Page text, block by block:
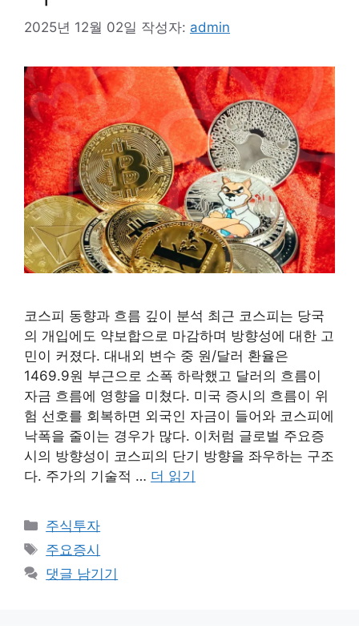
2025년 12월 02일 작성자: admin
코스피 동향과 흐름 깊이 분석 최근 코스피는 당국
의 개입에도 약보합으로 마감하며 방향성에 대한 고
민이 커졌다. 대내외 변수 중 원/달러 환율은
1469.9원 부근으로 소폭 하락했고 달러의 흐름이
자금 흐름에 영향을 미쳤다. 미국 증시의 흐름이 위
험 선호를 회복하면 외국인 자금이 들어와 코스피에
낙폭을 줄이는 경우가 많다. 이처럼 글로벌 주요증
시의 방향성이 코스피의 단기 방향을 좌우하는 구조
다. 주가의 기술적 … 더 읽기
카
테
고
리
주식투자
태
그
주요증시
댓글 남기기